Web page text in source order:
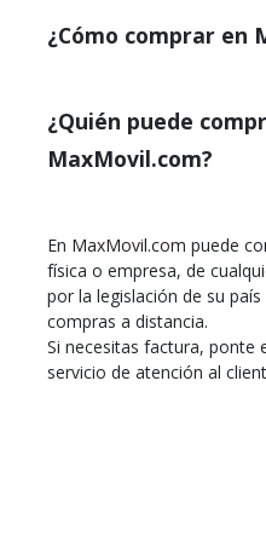
¿Cómo comprar en
¿Quién puede
MaxMovil.com?
En MaxMovil.com puede
física o empresa, de
por la legislación de su
compras a distancia.
Si necesitas factura, ponte
servicio de atención al